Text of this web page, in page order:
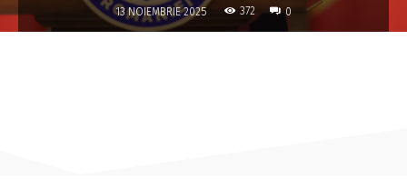
13 NOIEMBRIE 2025 372 0